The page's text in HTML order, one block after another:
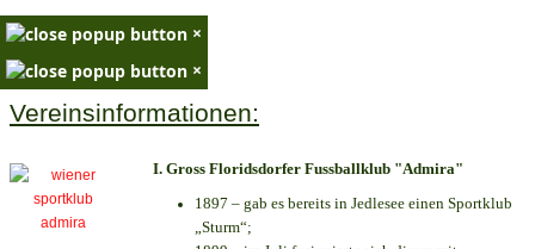
×
×
Vereinsinformationen:
I. Gross Floridsdorfer Fussballklub "Admira"
1897 – gab es bereits in Jedlesee einen Sportklub
„Sturm“;